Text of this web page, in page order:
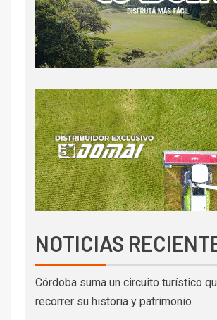
NOTICIAS
Córdoba suma un circuito turístico
recorrer su historia y patrimonio